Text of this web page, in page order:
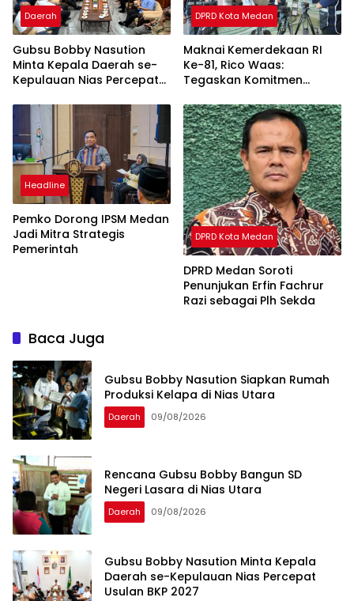
Daerah
Gubsu Bobby Nasution
Minta Kepala Daerah se-
Kepulauan Nias Percepat
DPRD Kota Medan
Maknai Kemerdekaan RI
Ke-81, Rico Waas:
Tegaskan Komitmen
Headline
Pemko Dorong IPSM Medan
Jadi Mitra Strategis
Pemerintah
DPRD Kota Medan
DPRD Medan Soroti
Penunjukan Erfin Fachrur
Razi sebagai Plh Sekda
Baca Juga
Gubsu Bobby Nasution Siapkan Rumah
Produksi Kelapa di Nias Utara
Daerah 09/08/2026
Rencana Gubsu Bobby Bangun SD
Negeri Lasara di Nias Utara
Daerah 09/08/2026
Gubsu Bobby Nasution Minta Kepala
Daerah se-Kepulauan Nias Percepat
Usulan BKP 2027